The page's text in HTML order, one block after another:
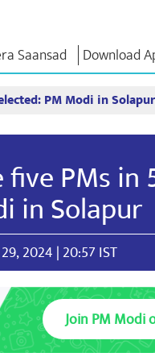
Saansad Download
Merchandise
Vikas Yatra
ଏନଏମ
ପରୀକ୍ଷା
ଅଭିଭାଷଣ
ସାକ୍ଷାତକାର
ବ୍ଳଗ୍ସ
PM Modi in Solapur
PMs in
in Solapur
2024 | 20:57 IST
Join PM Modi